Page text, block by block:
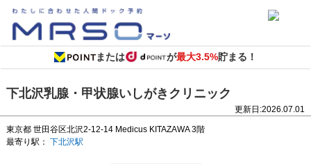
または が最大3.5%貯まる！
下北沢乳腺・甲状腺いしがきクリニック
更新日:2026.07.01
東京都 世田谷区北沢2-12-14 Medicus KITAZAWA 3階
最寄り駅： 下北沢駅